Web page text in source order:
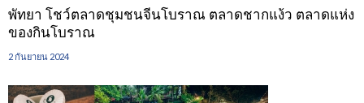
พัทยา โชว์ตลาดชุมชนจีนโบราณ ตลาดชากแง้ว ตลาดแห่ง
ของกินโบราณ
2 กันยายน 2024